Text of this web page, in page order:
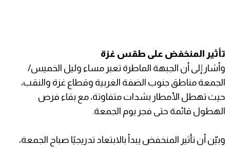
تأثير المنخفض على طقس غزة
وأشار إلى أن الجبهة الماطرة تعبر مساء وليل الخميس/
الجمعة مناطق جنوب الضفة الغربية وقطاع غزة والنقب،
حيث تهطل الأمطار بشدات متفاوتة، مع بقاء فرص
الهطول قائمة حتى فجر يوم الجمعة.
وبيّن أن تأثير المنخفض يبدأ بالابتعاد تدريجيًا صباح الجمعة،